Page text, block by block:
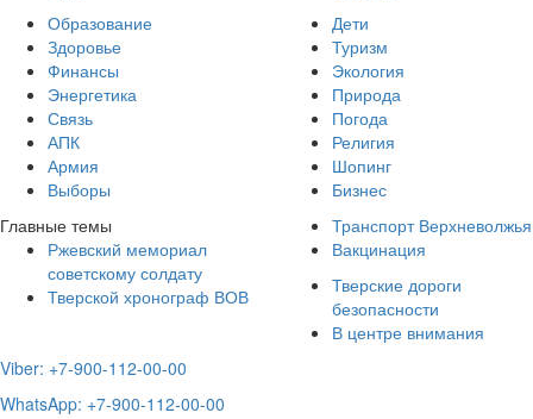
Образование
Здоровье
Финансы
Энергетика
Связь
АПК
Армия
Выборы
Дети
Туризм
Экология
Природа
Погода
Религия
Шопинг
Бизнес
Главные темы
Ржевский мемориал
советскому солдату
Тверской хронограф ВОВ
Транспорт Верхневолжья
Вакцинация
Тверские дороги
безопасности
В центре внимания
Viber: +7-900-112-00-00
WhatsApp: +7-900-112-00-00